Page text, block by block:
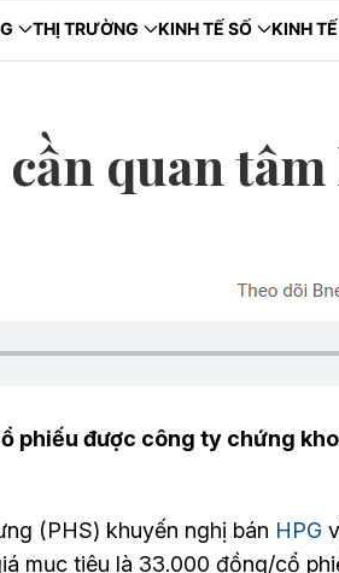
THỊ TRƯỜNG KINH TẾ SỐ KINH
quan
phiếu được công ty chứng
(PHS) khuyến nghị bán HPG
mục tiêu là 33.000 đồng/cổ